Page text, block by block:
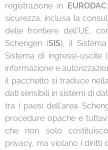
registrazione in EURODAC
sicurezza, inclusa la
delle frontiere dell'UE,
Schengen (SIS), il
Sistema di ingressi-uscite (
informazione e
il pacchetto si traduce
dati sensibili in sistemi di
tra i paesi dell'area
procedure opache e
che non solo
privacy, ma violano i diritti